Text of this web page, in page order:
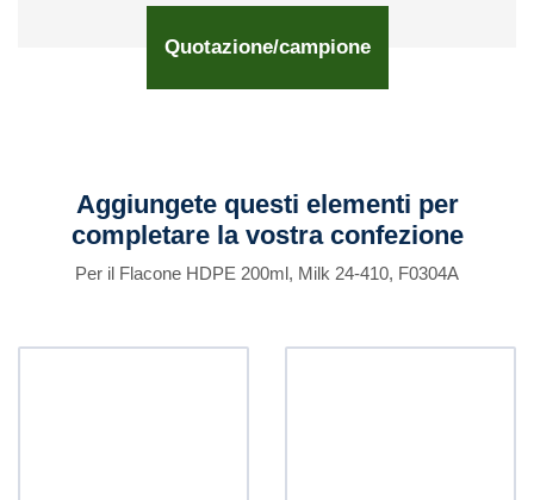
Quotazione/campione
Aggiungete questi elementi per
completare la vostra confezione
Per il Flacone HDPE 200ml, Milk 24-410, F0304A